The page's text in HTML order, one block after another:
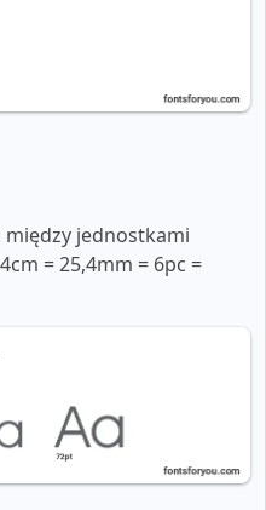
między jednostkami
= 25,4mm = 6pc =